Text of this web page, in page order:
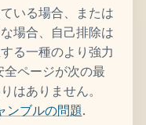
いる場合、または
場合、自己排除は
る一種のより強力
ページが次の最
はありません。
ンブルの問題.